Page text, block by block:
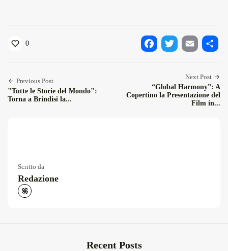
0
Previous Post
"Tutte le Storie del Mondo":
Torna a Brindisi la...
Next Post
“Global Harmony”: A
Copertino la Presentazione del
Film in...
Scritto da
Redazione
Recent Posts